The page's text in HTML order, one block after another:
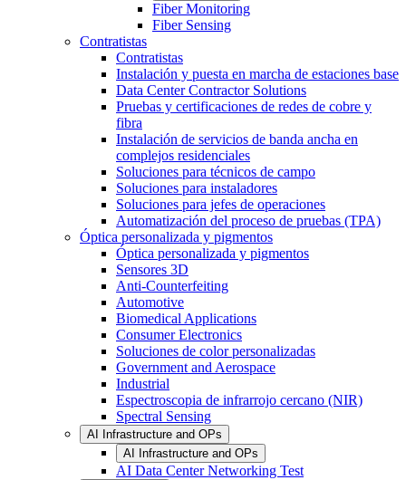
Fiber Monitoring
Fiber Sensing
Contratistas
Contratistas
Instalación y puesta en marcha de estaciones base
Data Center Contractor Solutions
Pruebas y certificaciones de redes de cobre y
fibra
Instalación de servicios de banda ancha en
complejos residenciales
Soluciones para técnicos de campo
Soluciones para instaladores
Soluciones para jefes de operaciones
Automatización del proceso de pruebas (TPA)
Óptica personalizada y pigmentos
Óptica personalizada y pigmentos
Sensores 3D
Anti-Counterfeiting
Automotive
Biomedical Applications
Consumer Electronics
Soluciones de color personalizadas
Government and Aerospace
Industrial
Espectroscopia de infrarrojo cercano (NIR)
Spectral Sensing
AI Infrastructure and OPs
AI Infrastructure and OPs
AI Data Center Networking Test